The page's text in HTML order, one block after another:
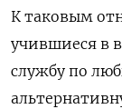
К таковым
учившиеся в
службу по